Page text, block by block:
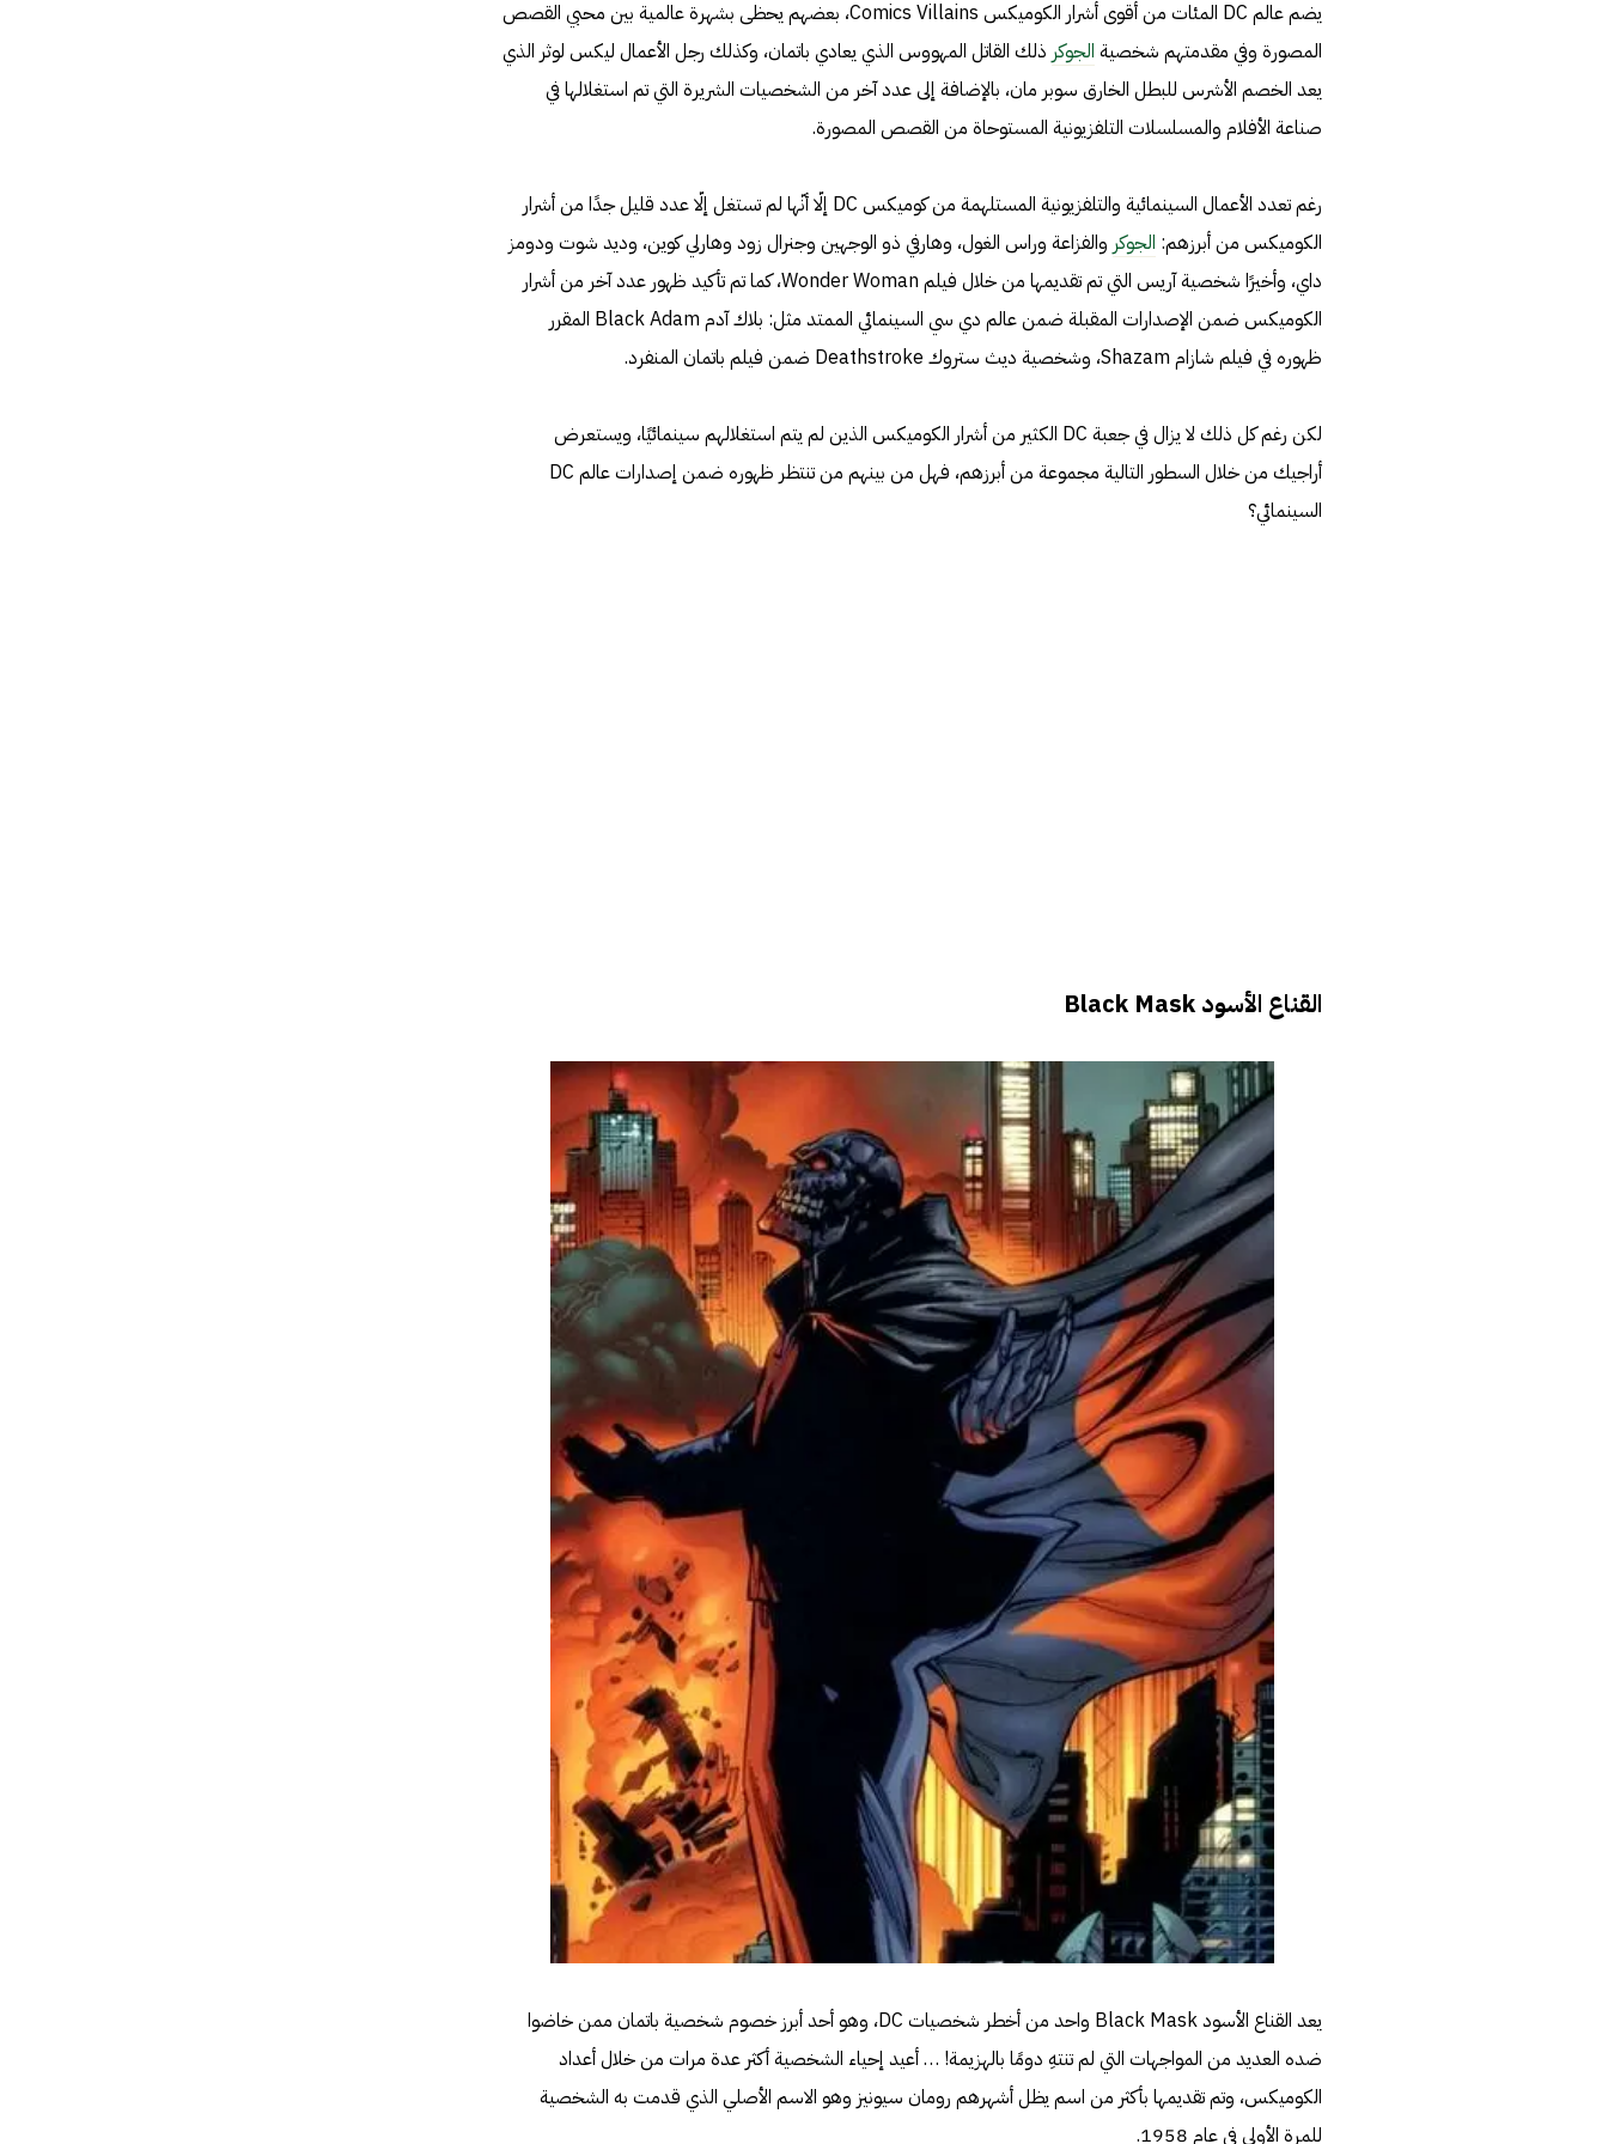
يضم عالم DC المئات من أقوى أشرار الكوميكس Comics Villains، بعضهم يحظى بشهرة عالمية بين محبي القصص
المصورة وفي مقدمتهم شخصية الجوكر ذلك القاتل المهووس الذي يعادي باتمان، وكذلك رجل الأعمال ليكس لوثر الذي
يعد الخصم الأشرس للبطل الخارق سوبر مان، بالإضافة إلى عدد آخر من الشخصيات الشريرة التي تم استغلالها في
صناعة الأفلام والمسلسلات التلفزيونية المستوحاة من القصص المصورة.
رغم تعدد الأعمال السينمائية والتلفزيونية المستلهمة من كوميكس DC إلّا أنّها لم تستغل إلّا عدد قليل جدًا من أشرار
الكوميكس من أبرزهم: الجوكر والفزاعة وراس الغول، وهارفي ذو الوجهين وجنرال زود وهارلي كوين، وديد شوت ودومز
داي، وأخيرًا شخصية آريس التي تم تقديمها من خلال فيلم Wonder Woman، كما تم تأكيد ظهور عدد آخر من أشرار
الكوميكس ضمن الإصدارات المقبلة ضمن عالم دي سي السينمائي الممتد مثل: بلاك آدم Black Adam المقرر
ظهوره في فيلم شازام Shazam، وشخصية ديث ستروك Deathstroke ضمن فيلم باتمان المنفرد.
لكن رغم كل ذلك لا يزال في جعبة DC الكثير من أشرار الكوميكس الذين لم يتم استغلالهم سينمائيًا، ويستعرض
أراجيك من خلال السطور التالية مجموعة من أبرزهم، فهل من بينهم من تنتظر ظهوره ضمن إصدارات عالم DC
السينمائي؟
القناع الأسود Black Mask
يعد القناع الأسود Black Mask واحد من أخطر شخصيات DC، وهو أحد أبرز خصوم شخصية باتمان ممن خاضوا
ضده العديد من المواجهات التي لم تنتهِ دومًا بالهزيمة! … أعيد إحياء الشخصية أكثر عدة مرات من خلال أعداد
الكوميكس، وتم تقديمها بأكثر من اسم يظل أشهرهم رومان سيونيز وهو الاسم الأصلي الذي قدمت به الشخصية
للمرة الأولى في عام 1958.